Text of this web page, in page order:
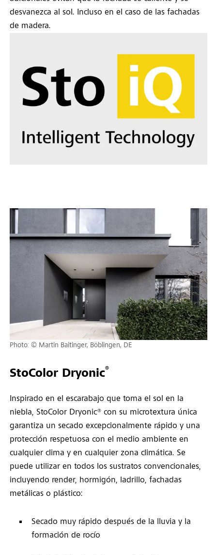
desvanezca al sol. Incluso en el caso de las fachadas
de madera.
StoColor Dryonic®
Inspirado en el escarabajo que toma el sol en la
niebla, StoColor Dryonic® con su microtextura única
garantiza un secado excepcionalmente rápido y una
protección respetuosa con el medio ambiente en
cualquier clima y en cualquier zona climática. Se
puede utilizar en todos los sustratos convencionales,
incluyendo render, hormigón, ladrillo, fachadas
metálicas o plástico:
Secado muy rápido después de la lluvia y la
formación de rocío
Photo: © Martin Baitinger, Böblingen, DE